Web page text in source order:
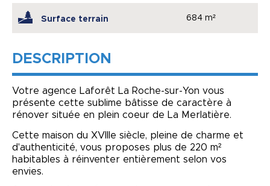
Surface terrain 684 m²
DESCRIPTION
Votre agence Laforêt La Roche-sur-Yon vous
présente cette sublime bâtisse de caractère à
rénover située en plein coeur de La Merlatière.
Cette maison du XVIIIe siècle, pleine de charme et
d'authenticité, vous proposes plus de 220 m²
habitables à réinventer entièrement selon vos
envies.